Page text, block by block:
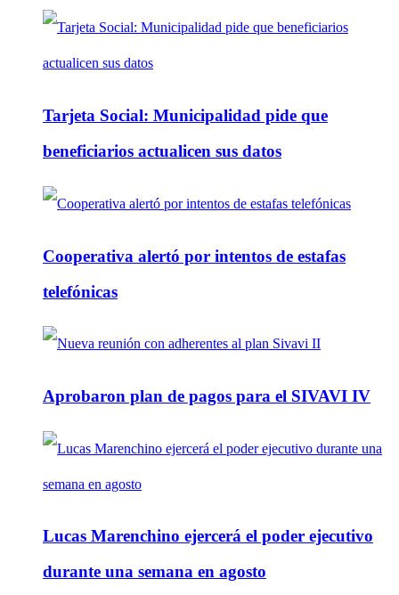
Tarjeta Social: Municipalidad pide que
beneficiarios actualicen sus datos
Cooperativa alertó por intentos de estafas
telefónicas
Aprobaron plan de pagos para el SIVAVI IV
Lucas Marenchino ejercerá el poder ejecutivo
durante una semana en agosto